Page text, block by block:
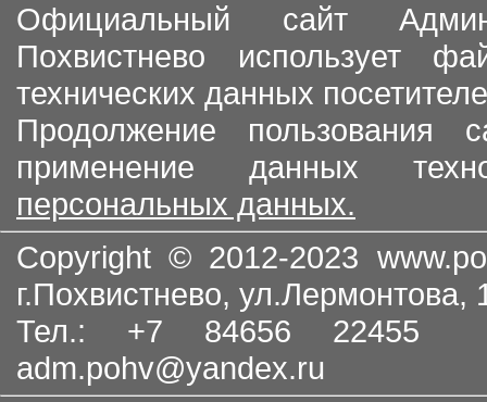
Официальный сайт
Похвистнево использует
технических данных
Продолжение пользования
применение данных
персональных данных.
Copyright © 2012-2023
г.Похвистнево, ул.Лермонтова,
Тел.: +7 84656
adm.pohv@yandex.ru